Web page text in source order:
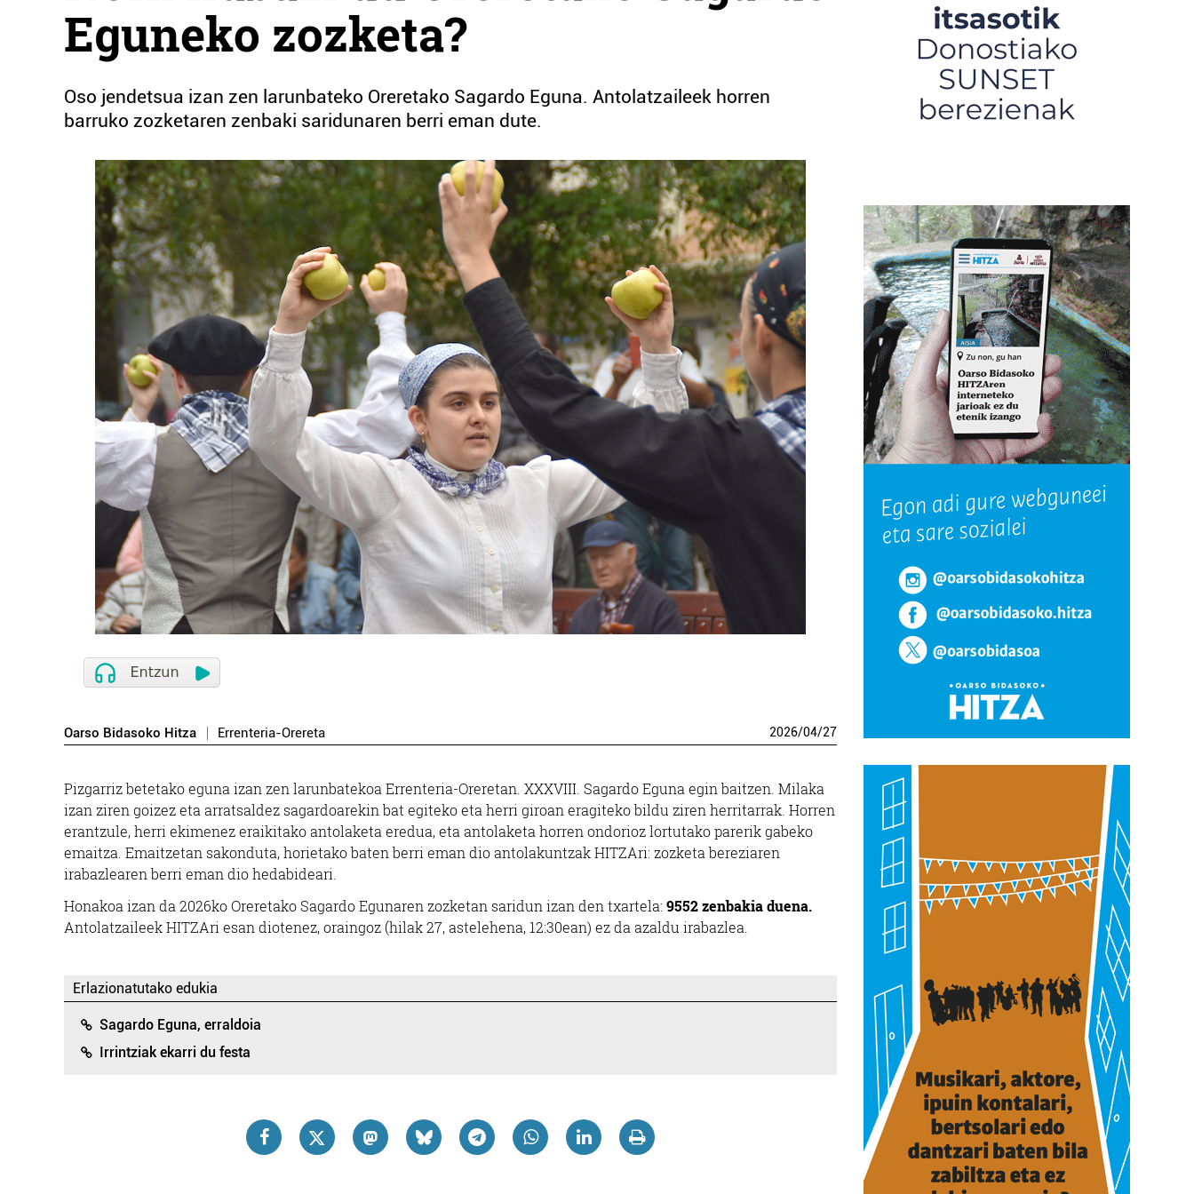
Eguneko zozketa?
Oso jendetsua izan zen larunbateko Oreretako Sagardo Eguna. Antolatzaileek horren
barruko zozketaren zenbaki saridunaren berri eman dute.
Oarso Bidasoko Hitza Errenteria-Orereta 2026/04/27
Pizgarriz betetako eguna izan zen larunbatekoa Errenteria-Oreretan. XXXVIII. Sagardo Eguna egin baitzen. Milaka
izan ziren goizez eta arratsaldez sagardoarekin bat egiteko eta herri giroan eragiteko bildu ziren herritarrak. Horren
erantzule, herri ekimenez eraikitako antolaketa eredua, eta antolaketa horren ondorioz lortutako parerik gabeko
emaitza. Emaitzetan sakonduta, horietako baten berri eman dio antolakuntzak HITZAri: zozketa bereziaren
irabazlearen berri eman dio hedabideari.
Honakoa izan da 2026ko Oreretako Sagardo Egunaren zozketan saridun izan den txartela: 9552 zenbakia duena.
Antolatzaileek HITZAri esan diotenez, oraingoz (hilak 27, astelehena, 12:30ean) ez da azaldu irabazlea.
Erlazionatutako edukia
Sagardo Eguna, erraldoia
Irrintziak ekarri du festa